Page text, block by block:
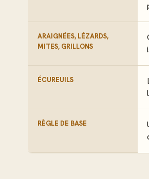
ARAIGNÉES, LÉZARDS,
MITES, GRILLONS
ÉCUREUILS
RÈGLE DE BASE